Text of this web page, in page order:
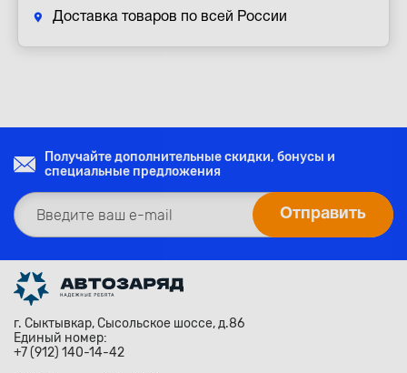
Доставка товаров по всей России
Получайте дополнительные скидки, бонусы и
специальные предложения
г. Сыктывкар, Сысольское шоссе, д.86
Единый номер:
+7 (912) 140-14-42